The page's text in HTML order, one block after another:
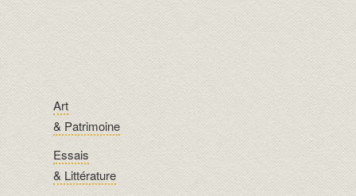
Art
& Patrimoine
Essais
& Littérature